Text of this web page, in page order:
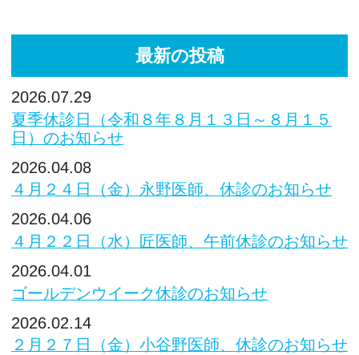
最新の投稿
2026.07.29
夏季休診日（令和８年８月１３日～８月１５
日）のお知らせ
2026.04.08
４月２４日（金）永野医師、休診のお知らせ
2026.04.06
４月２２日（水）匠医師、午前休診のお知らせ
2026.04.01
ゴールデンウイーク休診のお知らせ
2026.02.14
２月２７日（金）小谷野医師、休診のお知らせ